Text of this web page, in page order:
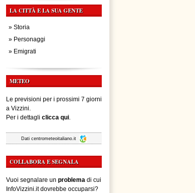
LA CITTÀ E LA SUA GENTE
» Storia
» Personaggi
» Emigrati
METEO
Le previsioni per i prossimi 7 giorni
a Vizzini.
Per i dettagli clicca qui.
Dati centrometeoitaliano.it
COLLABORA E SEGNALA
Vuoi segnalare un problema di cui
InfoVizzini.it dovrebbe occuparsi?